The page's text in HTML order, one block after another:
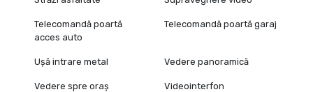
Telecomandă poartă
acces auto
Telecomandă poartă garaj
Ușă intrare metal Vedere panoramică
Vedere spre oraș Videointerfon